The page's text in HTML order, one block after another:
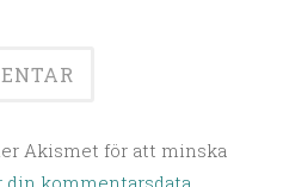
Akismet för att minska
din kommentarsdata